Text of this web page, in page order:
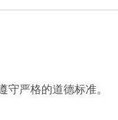
严格的道德标准。